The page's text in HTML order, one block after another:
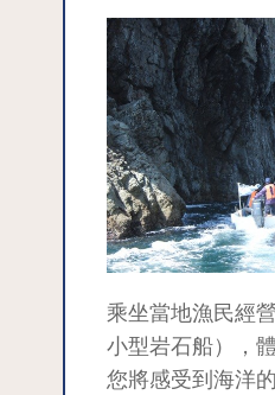
色，所以被稱為
天空及海水的藍
裡成為一處美麗
這裡有許多樹齡
漫步在遊步道的
遠方的海岸美景
覆蓋在河階上的
海岸邊際，開闊
景一併盡收眼底
延伸到南端大久
*2020年2月29日
乘坐當地漁民經
小型岩石船），
您將感受到海洋